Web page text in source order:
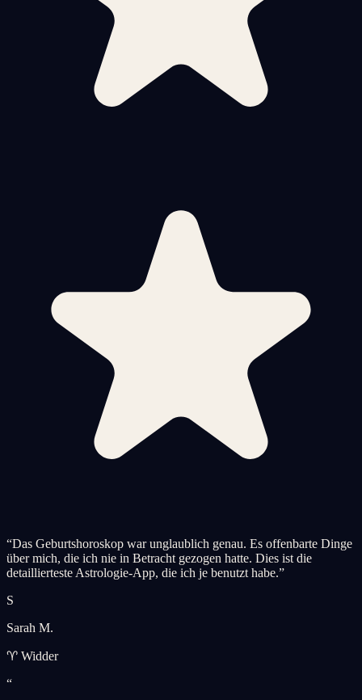
“Das Geburtshoroskop war unglaublich genau. Es offenbarte Dinge
über mich, die ich nie in Betracht gezogen hatte. Dies ist die
detaillierteste Astrologie-App, die ich je benutzt habe.”
S
Sarah M.
♈ Widder
“